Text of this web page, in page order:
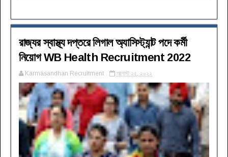
রাজ্যর স্বাস্থ্য দপ্তরে লিগাল অ্যাসিস্ট্যান্ট পদে কর্মী
নিয়োগ WB Health Recruitment 2022
Karmasandhan Recruitment আগস্ট ২৫, ২০২২